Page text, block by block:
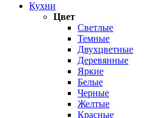
Кухни
Цвет
Светлые
Темные
Двухцветные
Деревянные
Яркие
Белые
Черные
Желтые
Красные